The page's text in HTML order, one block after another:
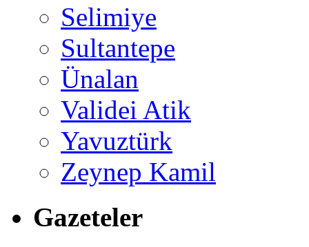
Selimiye
Sultantepe
Ünalan
Validei Atik
Yavuztürk
Zeynep Kamil
Gazeteler